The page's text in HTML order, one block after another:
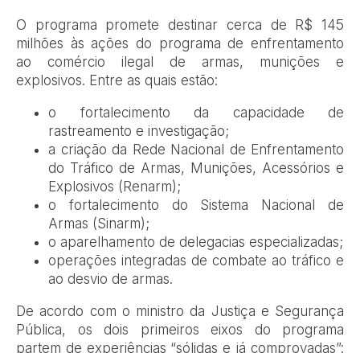
O programa promete destinar cerca de R$ 145
milhões às ações do programa de enfrentamento
ao comércio ilegal de armas, munições e
explosivos. Entre as quais estão:
o fortalecimento da capacidade de
rastreamento e investigação;
a criação da Rede Nacional de Enfrentamento
do Tráfico de Armas, Munições, Acessórios e
Explosivos (Renarm);
o fortalecimento do Sistema Nacional de
Armas (Sinarm);
o aparelhamento de delegacias especializadas;
operações integradas de combate ao tráfico e
ao desvio de armas.
De acordo com o ministro da Justiça e Segurança
Pública, os dois primeiros eixos do programa
partem de experiências “sólidas e já comprovadas”: